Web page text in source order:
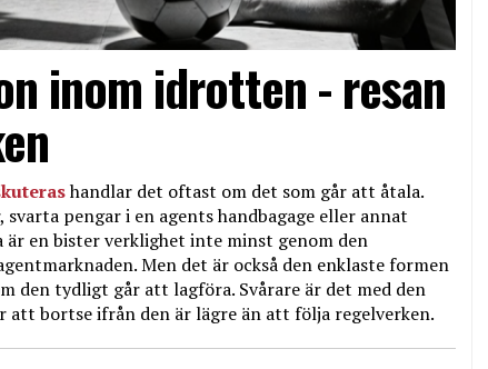
inom idrotten - resan
handlar det oftast om det som går att åtala.
pengar i en agents handbagage eller annat
en bister verklighet inte minst genom den
Men det är också den enklaste formen
den tydligt går att lagföra. Svårare är det med den
bortse ifrån den är lägre än att följa regelverken.